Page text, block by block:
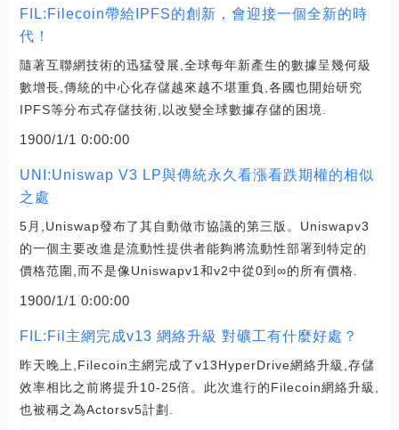
FIL:Filecoin帶給IPFS的創新，會迎接一個全新的時
代！
隨著互聯網技術的迅猛發展,全球每年新產生的數據呈幾何級
數增長,傳統的中心化存儲越來越不堪重負,各國也開始研究
IPFS等分布式存儲技術,以改變全球數據存儲的困境.
1900/1/1 0:00:00
UNI:Uniswap V3 LP與傳統永久看漲看跌期權的相似
之處
5月,Uniswap發布了其自動做市協議的第三版。Uniswapv3
的一個主要改進是流動性提供者能夠將流動性部署到特定的
價格范圍,而不是像Uniswapv1和v2中從0到∞的所有價格.
1900/1/1 0:00:00
FIL:Fil主網完成v13 網絡升級 對礦工有什麼好處？
昨天晚上,Filecoin主網完成了v13HyperDrive網絡升級,存儲
效率相比之前將提升10-25倍。此次進行的Filecoin網絡升級,
也被稱之為Actorsv5計劃.